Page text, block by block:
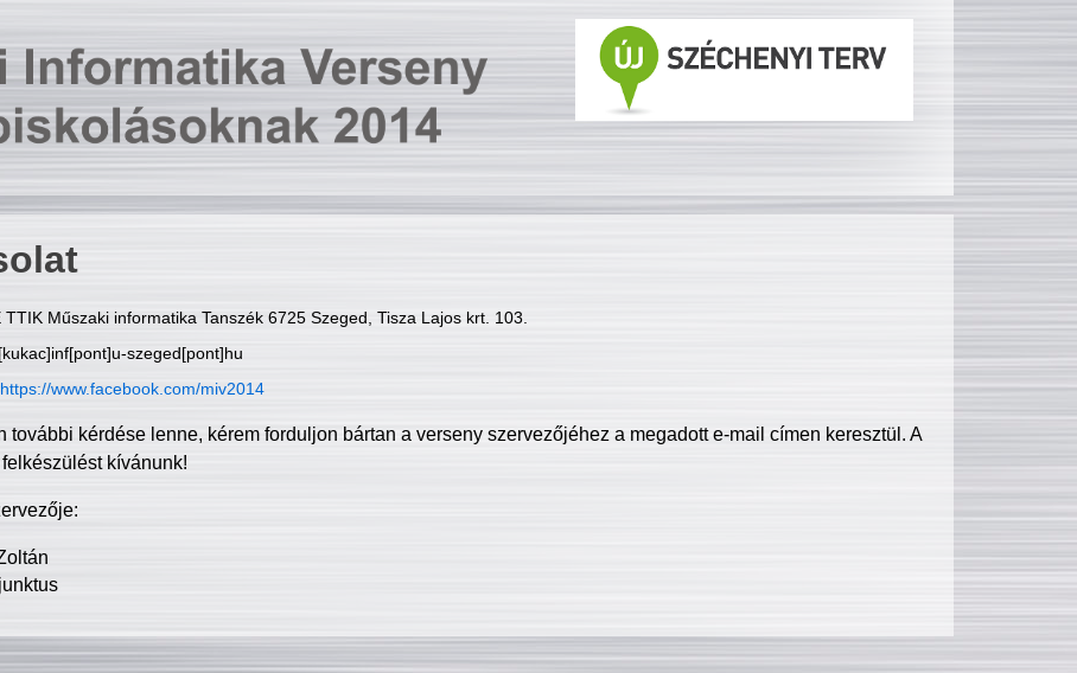
TTIK Műszaki informatika Tanszék 6725 Szeged, Tisza Lajos krt. 103.
szeged[pont]hu
https://www.facebook.com/miv2014
további kérdése lenne, kérem forduljon bártan a verseny szervezőjéhez a megadott e-mail címen keresztül. A
kívánunk!